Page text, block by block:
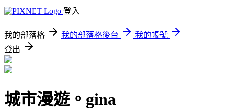
登入
我的部落格 我的部落格後台
我的帳號
登出
城市漫遊。gina